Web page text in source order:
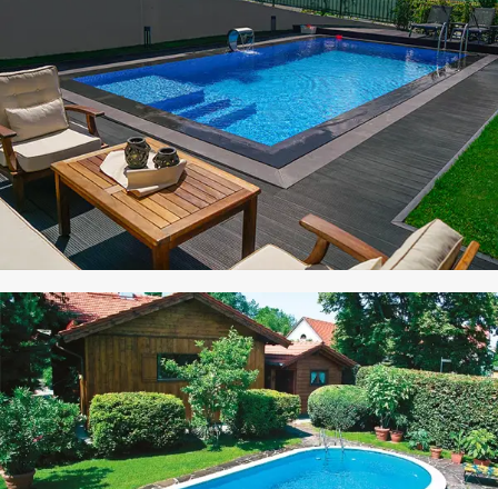
CO PANEL
HAVUZ